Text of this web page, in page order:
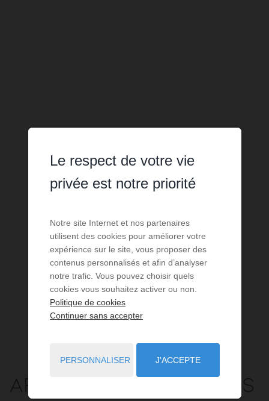
Appartement2 pièces
Le respect de votre vie
privée est notre priorité
Notre site Internet et nos partenaires
utilisent des cookies pour améliorer votre
expérience sur le site, vous proposer des
contenus personnalisés et afin d’analyser
notre trafic. Vous pouvez choisir quels
cookies vous souhaitez activer ou non.
Politique de cookies
Continuer sans accepter
PERSONNALISER J'ACCEPTE